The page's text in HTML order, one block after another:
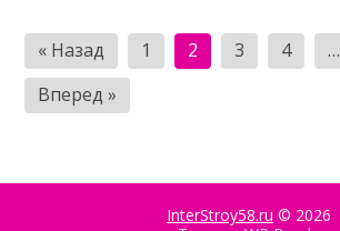
Пагинация
записей
« Назад 1 2 3 4 …
Вперед »
InterStroy58.ru © 2026